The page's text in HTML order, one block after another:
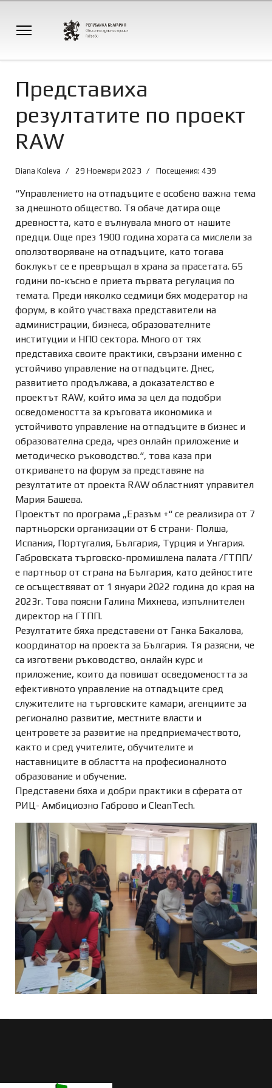
Представиха
резултатите по проект
RAW
Diana Koleva 29 Ноември 2023 Посещения: 439
“Управлението на отпадъците е особено важна тема
за днешното общество. Тя обаче датира още
древността, като е вълнувала много от нашите
предци. Още през 1900 година хората са мислели за
оползотворяване на отпадъците, като тогава
боклукът се е превръщал в храна за прасетата. 65
години по-късно е приета първата регулация по
темата. Преди няколко седмици бях модератор на
форум, в който участваха представители на
администрации, бизнеса, образователните
институции и НПО сектора. Много от тях
представиха своите практики, свързани именно с
устойчиво управление на отпадъците. Днес,
развитието продължава, а доказателство е
проектът RAW, който има за цел да подобри
осведомеността за кръговата икономика и
устойчивото управление на отпадъците в бизнес и
образователна среда, чрез онлайн приложение и
методическо ръководство.“, това каза при
откриването на форум за представяне на
резултатите от проекта RAW областният управител
Мария Башева.
Проектът по програма „Еразъм +“ се реализира от 7
партньорски организации от 6 страни- Полша,
Испания, Португалия, България, Турция и Унгария.
Габровската търговско-промишлена палата /ГТПП/
е партньор от страна на България, като дейностите
се осъществяват от 1 януари 2022 година до края на
2023г. Това поясни Галина Михнева, изпълнителен
директор на ГТПП.
Резултатите бяха представени от Ганка Бакалова,
координатор на проекта за България. Тя разясни, че
са изготвени ръководство, онлайн курс и
приложение, които да повишат осведомеността за
ефективното управление на отпадъците сред
служителите на търговските камари, агенциите за
регионално развитие, местните власти и
центровете за развитие на предприемачеството,
както и сред учителите, обучителите и
наставниците в областта на професионалното
образование и обучение.
Представени бяха и добри практики в сферата от
РИЦ- Амбициозно Габрово и CleanTech.